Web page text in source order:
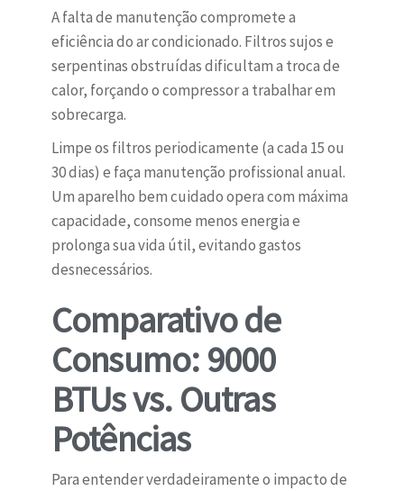
A falta de manutenção compromete a
eficiência do ar condicionado. Filtros sujos e
serpentinas obstruídas dificultam a troca de
calor, forçando o compressor a trabalhar em
sobrecarga.
Limpe os filtros periodicamente (a cada 15 ou
30 dias) e faça manutenção profissional anual.
Um aparelho bem cuidado opera com máxima
capacidade, consome menos energia e
prolonga sua vida útil, evitando gastos
desnecessários.
Comparativo de
Consumo: 9000
BTUs vs. Outras
Potências
Para entender verdadeiramente o impacto de